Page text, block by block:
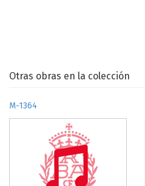
Otras obras en la colección
M-1364